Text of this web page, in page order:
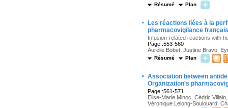
Résumé Plan
·
Les réactions liées à la
pharmacovigilance
Infusion-related reactions with
Page :553-560
Aurélie Bobet, Justine Bravo,
Résumé Plan
· Association between
Organization's
Page :561-571
Elise-Marie Minoc, Cédric
Véronique Lelong-Boulouard,